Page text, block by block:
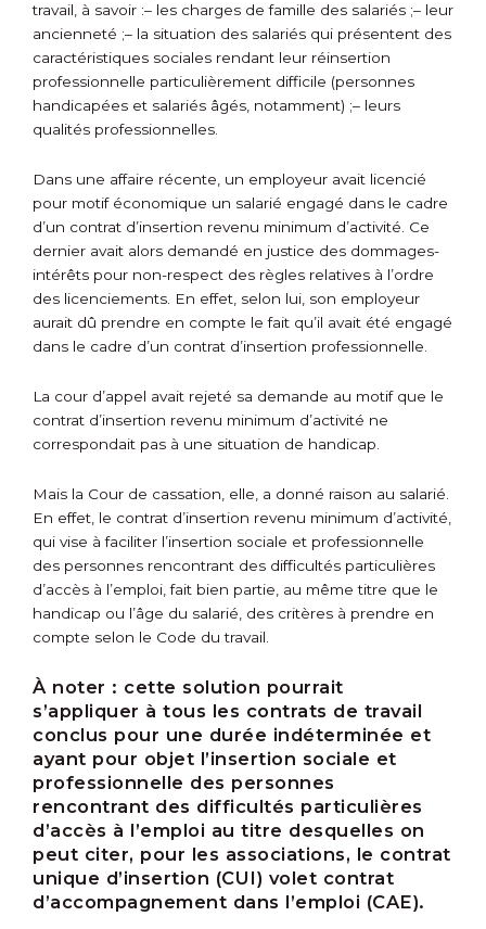
travail, à savoir :– les charges de famille des salariés ;– leur
ancienneté ;– la situation des salariés qui présentent des
caractéristiques sociales rendant leur réinsertion
professionnelle particulièrement difficile (personnes
handicapées et salariés âgés, notamment) ;– leurs
qualités professionnelles.
Dans une affaire récente, un employeur avait licencié
pour motif économique un salarié engagé dans le cadre
d’un contrat d’insertion revenu minimum d’activité. Ce
dernier avait alors demandé en justice des dommages-
intérêts pour non-respect des règles relatives à l’ordre
des licenciements. En effet, selon lui, son employeur
aurait dû prendre en compte le fait qu’il avait été engagé
dans le cadre d’un contrat d’insertion professionnelle.
La cour d’appel avait rejeté sa demande au motif que le
contrat d’insertion revenu minimum d’activité ne
correspondait pas à une situation de handicap.
Mais la Cour de cassation, elle, a donné raison au salarié.
En effet, le contrat d’insertion revenu minimum d’activité,
qui vise à faciliter l’insertion sociale et professionnelle
des personnes rencontrant des difficultés particulières
d’accès à l’emploi, fait bien partie, au même titre que le
handicap ou l’âge du salarié, des critères à prendre en
compte selon le Code du travail.
À noter : cette solution pourrait
s’appliquer à tous les contrats de travail
conclus pour une durée indéterminée et
ayant pour objet l’insertion sociale et
professionnelle des personnes
rencontrant des difficultés particulières
d’accès à l’emploi au titre desquelles on
peut citer, pour les associations, le contrat
unique d’insertion (CUI) volet contrat
d’accompagnement dans l’emploi (CAE).